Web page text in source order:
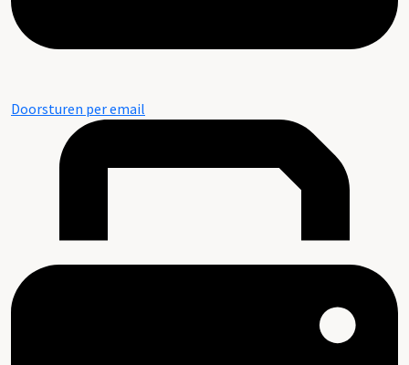
Doorsturen per email